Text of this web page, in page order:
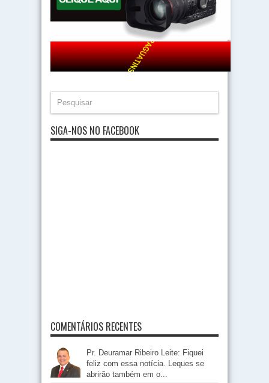
SIGA-NOS NO FACEBOOK
COMENTÁRIOS RECENTES
Pr. Deuramar Ribeiro Leite: Fiquei
feliz com essa notícia. Leques se
abrirão também em o...